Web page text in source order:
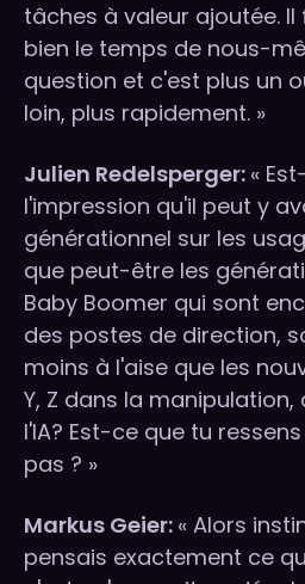
tâches à valeur ajoutée.
bien le temps de nous-
question et c'est plus un
loin, plus rapidement. »
Julien Redelsperger: «
l'impression qu'il peut y
générationnel sur les
que peut-être les
Baby Boomer qui sont
des postes de direction,
moins à l'aise que les
Y, Z dans la
l'IA? Est-ce que tu
pas ? »
Markus Geier: « Alors
pensais exactement ce